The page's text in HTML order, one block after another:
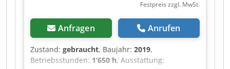
Festpreis zzgl. MwSt.
Anfragen Anrufen
Zustand: gebraucht, Baujahr: 2019,
Betriebsstunden: 1’650 h, Ausstattung: